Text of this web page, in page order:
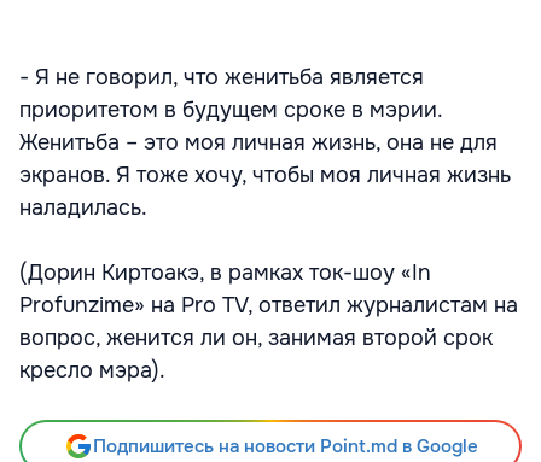
- Я не говорил, что женитьба является
приоритетом в будущем сроке в мэрии.
Женитьба – это моя личная жизнь, она не для
экранов. Я тоже хочу, чтобы моя личная жизнь
наладилась.
(Дорин Киртоакэ, в рамках ток-шоу «In
Profunzime» на Pro TV, ответил журналистам на
вопрос, женится ли он, занимая второй срок
кресло мэра).
Подпишитесь на новости Point.md в Google